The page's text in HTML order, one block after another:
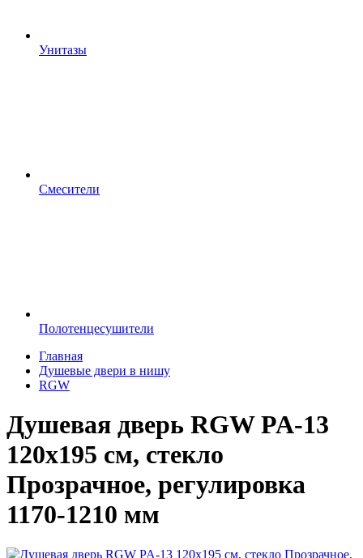
Унитазы
Смесители
Полотенцесушители
Главная
Душевые двери в нишу
RGW
Душевая дверь RGW PA-13
120x195 см, стекло
Прозрачное, регулировка
1170-1210 мм